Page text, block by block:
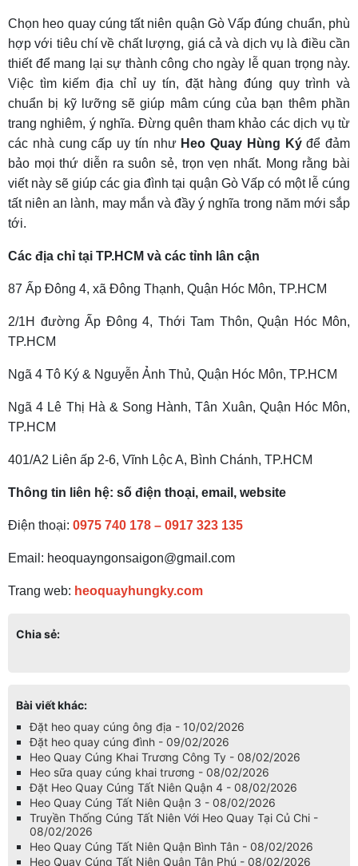
Chọn heo quay cúng tất niên quận Gò Vấp đúng chuẩn, phù
hợp với tiêu chí về chất lượng, giá cả và dịch vụ là điều cần
thiết để mang lại sự thành công cho ngày lễ quan trọng này.
Việc tìm kiếm địa chỉ uy tín, đặt hàng đúng quy trình và
chuẩn bị kỹ lưỡng sẽ giúp mâm cúng của bạn thêm phần
trang nghiêm, ý nghĩa. Đừng quên tham khảo các dịch vụ từ
các nhà cung cấp uy tín như Heo Quay Hùng Kýđể đảm
bảo mọi thứ diễn ra suôn sẻ, trọn vẹn nhất. Mong rằng bài
viết này sẽ giúp các gia đình tại quận Gò Vấp có một lễ cúng
tất niên an lành, may mắn và đầy ý nghĩa trong năm mới sắp
tới.
Các địa chỉ tại TP.HCM và các tỉnh lân cận
87 Ấp Đông 4, xã Đông Thạnh, Quận Hóc Môn, TP.HCM
2/1H đường Ấp Đông 4, Thới Tam Thôn, Quận Hóc Môn,
TP.HCM
Ngã 4 Tô Ký & Nguyễn Ảnh Thủ, Quận Hóc Môn, TP.HCM
Ngã 4 Lê Thị Hà & Song Hành, Tân Xuân, Quận Hóc Môn,
TP.HCM
401/A2 Liên ấp 2-6, Vĩnh Lộc A, Bình Chánh, TP.HCM
Thông tin liên hệ: số điện thoại, email, website
Điện thoại: 0975 740 178 – 0917 323 135
Email: heoquayngonsaigon@gmail.com
Trang web: heoquayhungky.com
Chia sẻ:
Bài viết khác:
Đặt heo quay cúng ông địa - 10/02/2026
Đặt heo quay cúng đình - 09/02/2026
Heo Quay Cúng Khai Trương Công Ty - 08/02/2026
Heo sữa quay cúng khai trương - 08/02/2026
Đặt Heo Quay Cúng Tất Niên Quận 4 - 08/02/2026
Heo Quay Cúng Tất Niên Quận 3 - 08/02/2026
Truyền Thống Cúng Tất Niên Với Heo Quay Tại Củ Chi -
08/02/2026
Heo Quay Cúng Tất Niên Quận Bình Tân - 08/02/2026
Heo Quay Cúng Tất Niên Quận Tân Phú - 08/02/2026